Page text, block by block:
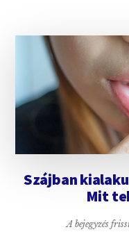
Szájban
Mit
A bejegyzés